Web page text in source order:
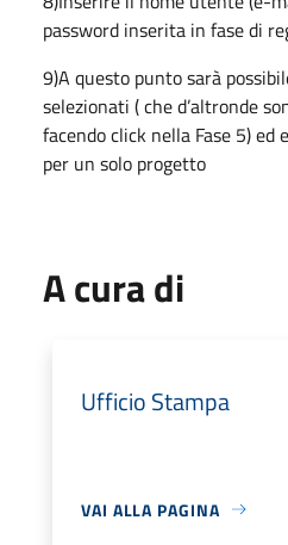
password inserita in fase di
9)A questo punto sarà
selezionati ( che d’altronde
facendo click nella Fase 5)
per un solo progetto
A cura di
Ufficio Stampa
VAI ALLA PAGINA